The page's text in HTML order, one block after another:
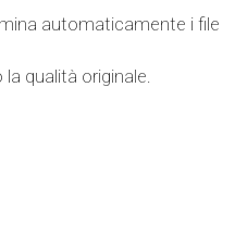
automaticamente i file
qualità originale.